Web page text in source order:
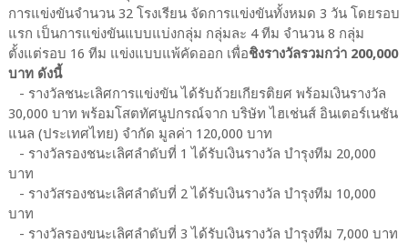
การแข่งขันจำนวน 32 โรงเรียน จัดการแข่งขันทั้งหมด 3 วัน โดยรอบ
แรก เป็นการแข่งขันแบบแบ่งกลุ่ม กลุ่มละ 4 ทีม จำนวน 8 กลุ่ม
ตั้งแต่รอบ 16 ทีม แข่งแบบแพ้คัดออก เพื่อชิงรางวัลรวมกว่า 200,000
บาท ดังนี้
- รางวัลชนะเลิศการแข่งขัน ได้รับถ้วยเกียรติยศ พร้อมเงินรางวัล
30,000 บาท พร้อมโสตทัศนูปกรณ์จาก บริษัท ไฮเช่นส์ อินเตอร์เนชัน
แนล (ประเทศไทย) จำกัด มูลค่า 120,000 บาท
- รางวัลรองชนะเลิศลำดับที่ 1 ได้รับเงินรางวัล บำรุงทีม 20,000
บาท
- รางวัสรองชนะเลิศลำดับที่ 2 ได้รับเงินรางวัล บำรุงทีม 10,000
บาท
- รางวัลรองขนะเลิศลำดับที่ 3 ได้รับเงินรางวัล บำรุงทีม 7,000 บาท